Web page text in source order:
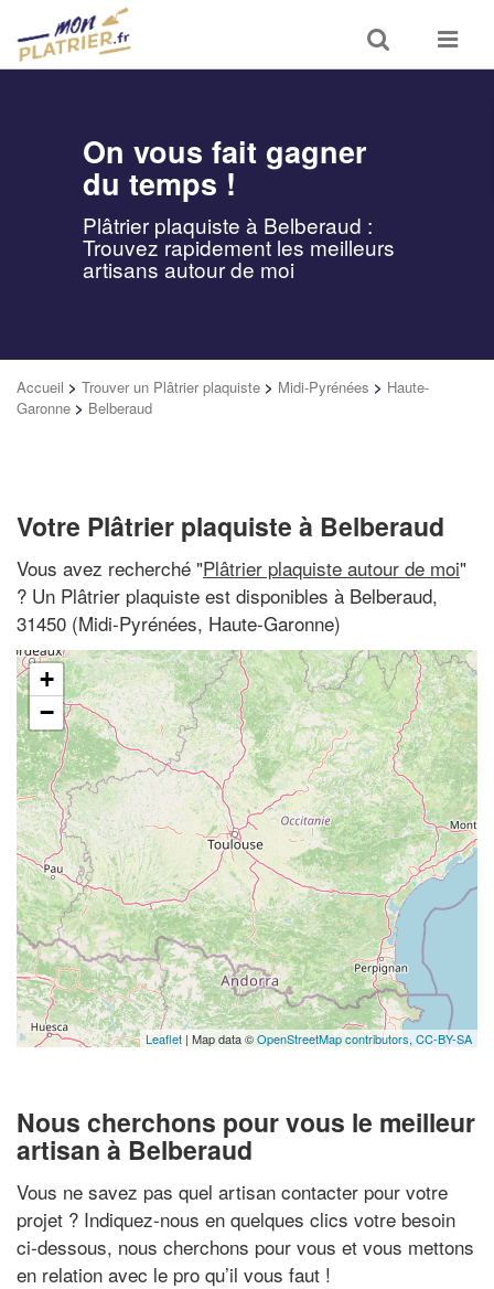
Toggle
search
Toggle
On vous fait gagner
du temps !
Plâtrier plaquiste à Belberaud :
Trouvez rapidement les meilleurs
artisans autour de moi
Accueil > Trouver un Plâtrier plaquiste > Midi-Pyrénées > Haute-
Garonne > Belberaud
Votre Plâtrier plaquiste à Belberaud
Vous avez recherché "Plâtrier plaquiste autour de moi"
? Un Plâtrier plaquiste est disponibles à Belberaud,
31450 (Midi-Pyrénées, Haute-Garonne)
+
−
Leaflet | Map data ©OpenStreetMap contributors, CC-BY-SA
Nous cherchons pour vous le meilleur
artisan à Belberaud
Vous ne savez pas quel artisan contacter pour votre
projet ? Indiquez-nous en quelques clics votre besoin
ci-dessous, nous cherchons pour vous et vous mettons
en relation avec le pro qu’il vous faut !